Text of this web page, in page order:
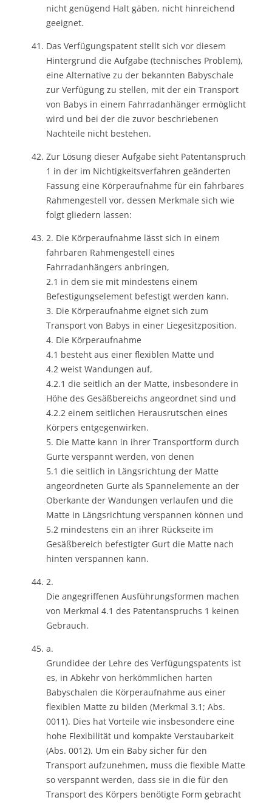
nicht genügend Halt gäben, nicht hinreichend
geeignet.
Das Verfügungspatent stellt sich vor diesem
Hintergrund die Aufgabe (technisches Problem),
eine Alternative zu der bekannten Babyschale
zur Verfügung zu stellen, mit der ein Transport
von Babys in einem Fahrradanhänger ermöglicht
wird und bei der die zuvor beschriebenen
Nachteile nicht bestehen.
Zur Lösung dieser Aufgabe sieht Patentanspruch
1 in der im Nichtigkeitsverfahren geänderten
Fassung eine Körperaufnahme für ein fahrbares
Rahmengestell vor, dessen Merkmale sich wie
folgt gliedern lassen:
2. Die Körperaufnahme lässt sich in einem
fahrbaren Rahmengestell eines
Fahrradanhängers anbringen,
2.1 in dem sie mit mindestens einem
Befestigungselement befestigt werden kann.
3. Die Körperaufnahme eignet sich zum
Transport von Babys in einer Liegesitzposition.
4. Die Körperaufnahme
4.1 besteht aus einer flexiblen Matte und
4.2 weist Wandungen auf,
4.2.1 die seitlich an der Matte, insbesondere in
Höhe des Gesäßbereichs angeordnet sind und
4.2.2 einem seitlichen Herausrutschen eines
Körpers entgegenwirken.
5. Die Matte kann in ihrer Transportform durch
Gurte verspannt werden, von denen
5.1 die seitlich in Längsrichtung der Matte
angeordneten Gurte als Spannelemente an der
Oberkante der Wandungen verlaufen und die
Matte in Längsrichtung verspannen können und
5.2 mindestens ein an ihrer Rückseite im
Gesäßbereich befestigter Gurt die Matte nach
hinten verspannen kann.
2.
Die angegriffenen Ausführungsformen machen
von Merkmal 4.1 des Patentanspruchs 1 keinen
Gebrauch.
a.
Grundidee der Lehre des Verfügungspatents ist
es, in Abkehr von herkömmlichen harten
Babyschalen die Körperaufnahme aus einer
flexiblen Matte zu bilden (Merkmal 3.1; Abs.
0011). Dies hat Vorteile wie insbesondere eine
hohe Flexibilität und kompakte Verstaubarkeit
(Abs. 0012). Um ein Baby sicher für den
Transport aufzunehmen, muss die flexible Matte
so verspannt werden, dass sie in die für den
Transport des Körpers benötigte Form gebracht